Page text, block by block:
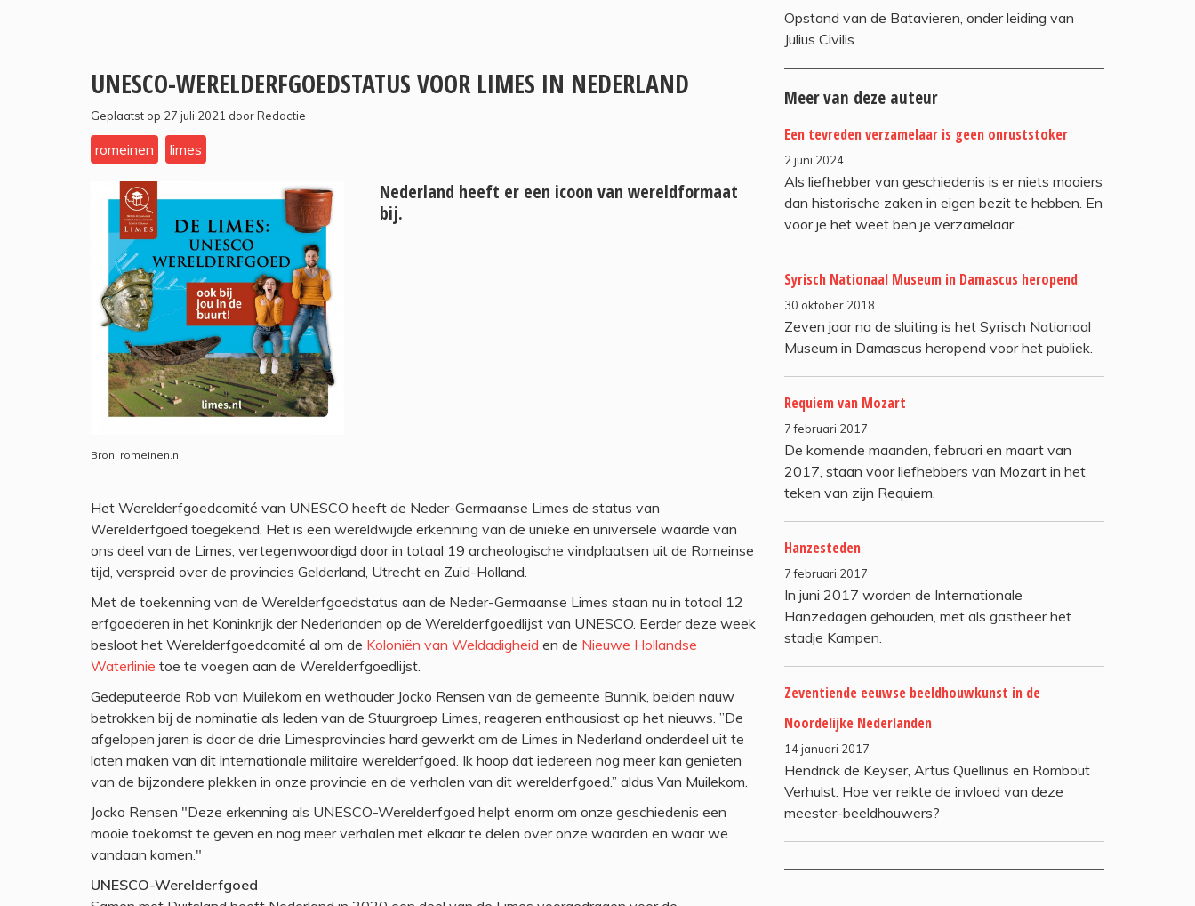
UNESCO-WERELDERFGOEDSTATUS VOOR LIMES IN NEDERLAND
Geplaatst op 27 juli 2021 door Redactie
romeinen limes
Bron: romeinen.nl
Nederland heeft er een icoon van wereldformaat
bij.
Het Werelderfgoedcomité van UNESCO heeft de Neder-Germaanse Limes de status van
Werelderfgoed toegekend. Het is een wereldwijde erkenning van de unieke en universele waarde van
ons deel van de Limes, vertegenwoordigd door in totaal 19 archeologische vindplaatsen uit de Romeinse
tijd, verspreid over de provincies Gelderland, Utrecht en Zuid-Holland.
Met de toekenning van de Werelderfgoedstatus aan de Neder-Germaanse Limes staan nu in totaal 12
erfgoederen in het Koninkrijk der Nederlanden op de Werelderfgoedlijst van UNESCO. Eerder deze week
besloot het Werelderfgoedcomité al om de Koloniën van Weldadigheid en de Nieuwe Hollandse
Waterlinie toe te voegen aan de Werelderfgoedlijst.
Gedeputeerde Rob van Muilekom en wethouder Jocko Rensen van de gemeente Bunnik, beiden nauw
betrokken bij de nominatie als leden van de Stuurgroep Limes, reageren enthousiast op het nieuws. ”De
afgelopen jaren is door de drie Limesprovincies hard gewerkt om de Limes in Nederland onderdeel uit te
laten maken van dit internationale militaire werelderfgoed. Ik hoop dat iedereen nog meer kan genieten
van de bijzondere plekken in onze provincie en de verhalen van dit werelderfgoed.” aldus Van Muilekom.
Jocko Rensen "Deze erkenning als UNESCO-Werelderfgoed helpt enorm om onze geschiedenis een
mooie toekomst te geven en nog meer verhalen met elkaar te delen over onze waarden en waar we
vandaan komen."
UNESCO-Werelderfgoed
Opstand van de Batavieren, onder leiding van
Julius Civilis
Meer van deze auteur
Een tevreden verzamelaar is geen onruststoker
2 juni 2024
Als liefhebber van geschiedenis is er niets mooiers
dan historische zaken in eigen bezit te hebben. En
voor je het weet ben je verzamelaar...
Syrisch Nationaal Museum in Damascus heropend
30 oktober 2018
Zeven jaar na de sluiting is het Syrisch Nationaal
Museum in Damascus heropend voor het publiek.
Requiem van Mozart
7 februari 2017
De komende maanden, februari en maart van
2017, staan voor liefhebbers van Mozart in het
teken van zijn Requiem.
Hanzesteden
7 februari 2017
In juni 2017 worden de Internationale
Hanzedagen gehouden, met als gastheer het
stadje Kampen.
Zeventiende eeuwse beeldhouwkunst in de
Noordelijke Nederlanden
14 januari 2017
Hendrick de Keyser, Artus Quellinus en Rombout
Verhulst. Hoe ver reikte de invloed van deze
meester-beeldhouwers?